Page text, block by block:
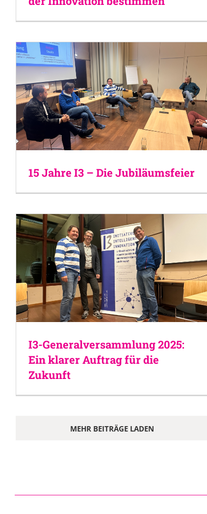
15 Jahre I3 – Die Jubiläumsfeier
I3-Generalversammlung 2025:
Ein klarer Auftrag für die
Zukunft
MEHR BEITRÄGE LADEN